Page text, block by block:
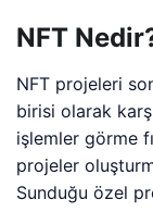
NFT
NFT projeleri
birisi olarak
işlemler görme
projeler
Sunduğu özel